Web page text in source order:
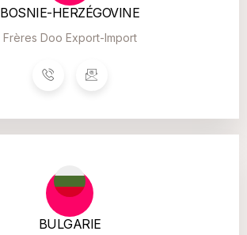
BOSNIE-HERZÉGOVINE
Frères Doo Export-Import
BULGARIE